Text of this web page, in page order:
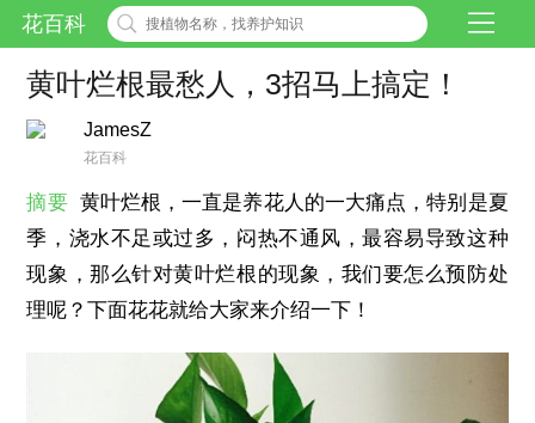
花百科
黄叶烂根最愁人，3招马上搞定！
JamesZ
花百科
摘要 黄叶烂根，一直是养花人的一大痛点，特别是夏
季，浇水不足或过多，闷热不通风，最容易导致这种
现象，那么针对黄叶烂根的现象，我们要怎么预防处
理呢？下面花花就给大家来介绍一下！